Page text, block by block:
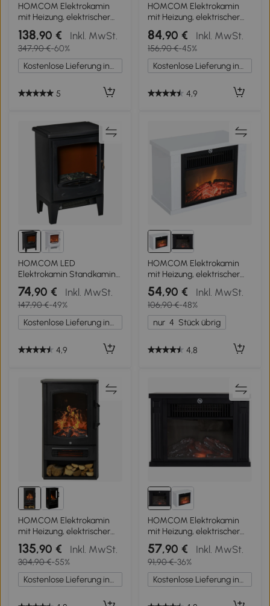
HOMCOM Elektrokamin
mit Heizung, elektrischer
Kamin mit LED
Flammeneffekt,
900/2000W Dekokamin,
elektrisch Kaminfeuer
Kaminofen, Schwarz
138,90 € Inkl. MwSt.
347,90 €-60%
Kostenlose Lieferung innerhalb Deutschlands
5
HOMCOM Elektrokamin
mit Heizung, elektrischer
Kamin mit LED
Flammeneffekt, 900/1800
W Dekokamin, elektrisch
Kaminfeuer Kaminofen,
Weiß
84,90 € Inkl. MwSt.
156,90 €-45%
Kostenlose Lieferung innerhalb Deutschlands
4,9
HOMCOM LED
Elektrokamin Standkamin
mit Flammeneffekt
900/1800W Schwarz
74,90 € Inkl. MwSt.
147,90 €-49%
Kostenlose Lieferung innerhalb Deutschlands
4,9
HOMCOM Elektrokamin
mit Heizung, elektrischer
Kamin mit LED
Flammeneffekt,
600/1200W Dekokamin,
elektrisch Kaminfeuer
Kaminofen, Weiß
54,90 € Inkl. MwSt.
106,90 €-48%
nur 4 Stück übrig
4,8
HOMCOM Elektrokamin
mit Heizung, elektrischer
Kamin mit LED
Flammeneffekt, 1000
W/2000 W Dekokamin mit
Thermostat, elektrisch
Kaminfeuer Kaminofen,
135,90 € Inkl. MwSt.
304,90 €-55%
Kostenlose Lieferung innerhalb Deutschlands
HOMCOM Elektrokamin
mit Heizung, elektrischer
Kamin mit LED
Flammeneffekt, 600/1200
W Dekokamin, elektrisch
Kaminfeuer Kaminofen,
Schwarz
57,90 € Inkl. MwSt.
91,90 €-36%
Kostenlose Lieferung innerhalb Deutschlands